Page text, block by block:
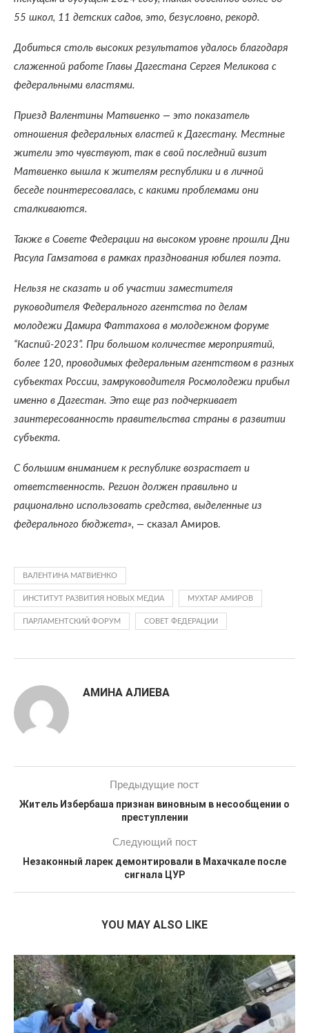
55 школ, 11 детских садов, это, безусловно, рекорд.
Добиться столь высоких результатов удалось благодаря
слаженной работе Главы Дагестана Сергея Меликова с
федеральными властями.
Приезд Валентины Матвиенко — это показатель
отношения федеральных властей к Дагестану. Местные
жители это чувствуют, так в свой последний визит
Матвиенко вышла к жителям республики и в личной
беседе поинтересовалась, с какими проблемами они
сталкиваются.
Также в Совете Федерации на высоком уровне прошли Дни
Расула Гамзатова в рамках празднования юбилея поэта.
Нельзя не сказать и об участии заместителя
руководителя Федерального агентства по делам
молодежи Дамира Фаттахова в молодежном форуме
“Каспий-2023”. При большом количестве мероприятий,
более 120, проводимых федеральным агентством в разных
субъектах России, замруководителя Росмолодежи прибыл
именно в Дагестан. Это еще раз подчеркивает
заинтересованность правительства страны в развитии
субъекта.
С большим вниманием к республике возрастает и
ответственность. Регион должен правильно и
рационально использовать средства, выделенные из
федерального бюджета», — сказал Амиров.
ВАЛЕНТИНА МАТВИЕНКО
ИНСТИТУТ РАЗВИТИЯ НОВЫХ МЕДИА МУХТАР АМИРОВ
ПАРЛАМЕНТСКИЙ ФОРУМ СОВЕТ ФЕДЕРАЦИИ
АМИНА АЛИЕВА
Предыдущие пост
Житель Избербаша признан виновным в несообщении о
преступлении
Следующий пост
Незаконный ларек демонтировали в Махачкале после
сигнала ЦУР
YOU MAY ALSO LIKE